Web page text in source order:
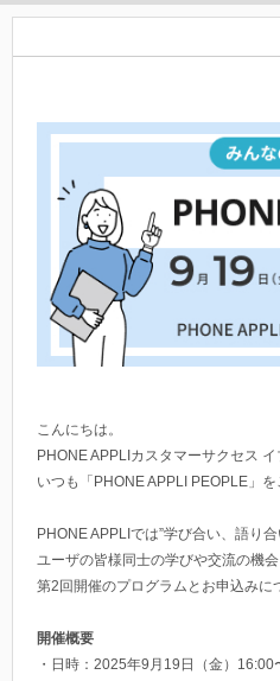
こんにちは。
PHONE APPLIカスタマーサクセス イ
いつも「PHONE APPLI PEOPLE」
PHONE APPLIでは”学び合い、語り
ユーザの皆様同士の学びや交流の機
第2回開催のプログラムとお申込みに
開催概要
・日時：2025年9月19日（金）16:00